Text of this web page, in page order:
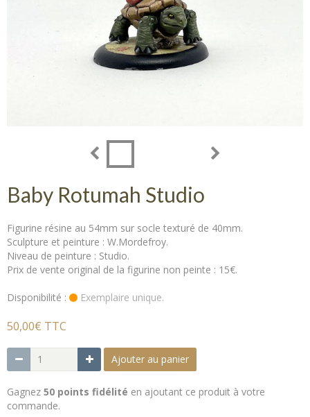
Baby Rotumah Studio
Figurine résine au 54mm sur socle texturé de 40mm.
Sculpture et peinture : W.Mordefroy.
Niveau de peinture : Studio.
Prix de vente original de la figurine non peinte : 15€.
Disponibilité : Exemplaire unique.
50,00€ TTC
Ajouter au panier
Gagnez 50 points fidélité en ajoutant ce produit à votre
commande.